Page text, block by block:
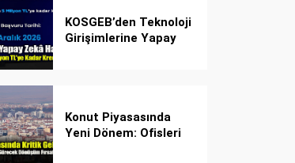
KOSGEB’den Teknoloji
Girişimlerine Yapay
Konut Piyasasında
Yeni Dönem: Ofisleri